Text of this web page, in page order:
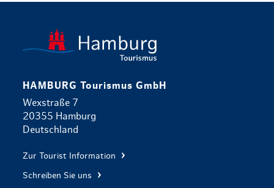
HAMBURG Tourismus GmbH
Wexstraße 7
20355 Hamburg
Deutschland
Zur Tourist Information
Schreiben Sie uns